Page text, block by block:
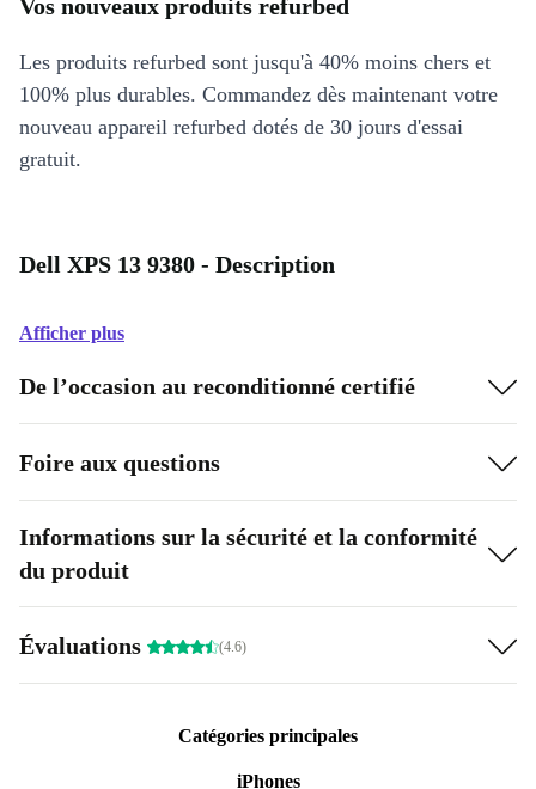
Vos nouveaux produits refurbed
Les produits refurbed sont jusqu'à 40% moins chers et
100% plus durables. Commandez dès maintenant votre
nouveau appareil refurbed dotés de 30 jours d'essai
gratuit.
Dell XPS 13 9380 - Description
Afficher plus
De l’occasion au reconditionné certifié
Foire aux questions
Informations sur la sécurité et la conformité
du produit
Évaluations (4.6)
Catégories principales
iPhones